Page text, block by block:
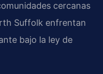
cercanas
Suffolk enfrentan
bajo la ley de